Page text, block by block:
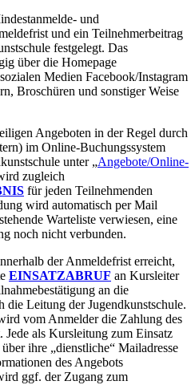
und
und ein Teilnehmerbeitrag
festgelegt. Das
über die Homepage
Medien Facebook/Instagram
Broschüren und sonstiger Weise
Angeboten in der Regel durch
im Online-Buchungssystem
unter „Angebote/Online-
zugleich
für jeden Teilnehmenden
wird automatisch per Mail
Warteliste verwiesen, eine
noch nicht verbunden.
der Anmeldefrist erreicht,
EINSATZABRUF an Kursleiter
an die
die Leitung der Jugendkunst­schule.
vom Anmelder die Zahlung des
Jede als Kursleitung zum Einsatz
ihre „dienstliche“ Mailadresse
des Angebots
ggf. der Zugang zum